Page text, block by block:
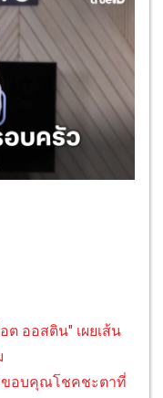
ต ออสติน" เผยเส้น
ขอบคุณโชคชะตาที่